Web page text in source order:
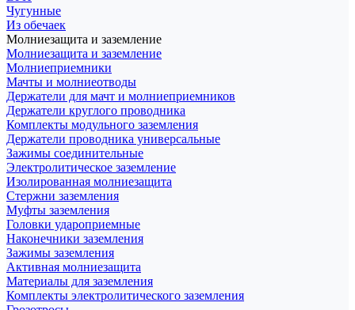
Чугунные
Из обечаек
Молниезащита и заземление
Молниезащита и заземление
Молниеприемники
Мачты и молниеотводы
Держатели для мачт и молниеприемников
Держатели круглого проводника
Комплекты модульного заземления
Держатели проводника универсальные
Зажимы соединительные
Электролитическое заземление
Изолированная молниезащита
Стержни заземления
Муфты заземления
Головки удароприемные
Наконечники заземления
Зажимы заземления
Активная молниезащита
Материалы для заземления
Комплекты электролитического заземления